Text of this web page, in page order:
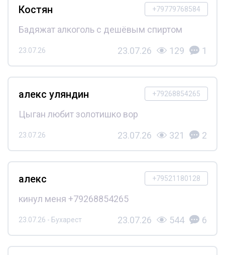
+79779768584
Костян
Бадяжат алкоголь с дешёвым спиртом
23.07.26 23.07.26 129 1
+79268854265
алекс уляндин
Цыган любит золотишко вор
23.07.26 23.07.26 321 2
+79521180128
алекс
кинул меня +79268854265
23.07.26 - Бухарест 23.07.26 544 6